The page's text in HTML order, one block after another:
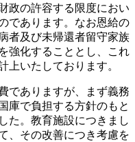
政の許容する限度におい
であります。なお恩給の
者及び未帰還者留守家族
強化することとし、これ
上いたしております。
でありますが、まず義務
庫で負担する方針のもと
た。教育施設につきまし
、その改善につき考慮を